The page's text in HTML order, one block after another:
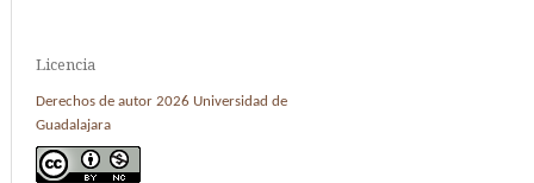
Licencia
Derechos de autor 2026 Universidad de
Guadalajara